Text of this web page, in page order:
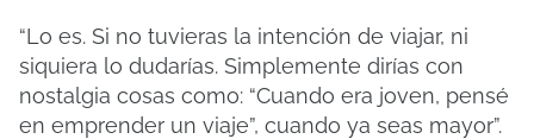
“Lo es. Si no tuvieras la intención de viajar, ni
siquiera lo dudarías. Simplemente dirías con
nostalgia cosas como: “Cuando era joven, pensé
en emprender un viaje”, cuando ya seas mayor”.